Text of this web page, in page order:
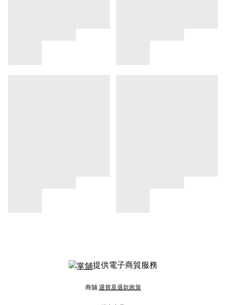
提供電子商貿服務
商舖 退貨及退款政策